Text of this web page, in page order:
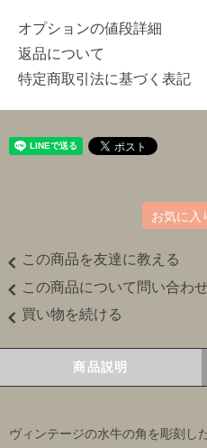
オプションの値段詳細
返品について
特定商取引法に基づく表記
お気に入
この商品を友達に教える
この商品について問い合わ
買い物を続ける
商品説明
ヴィンテージの水牛の角を彫刻し